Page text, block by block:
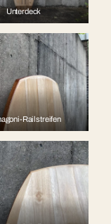
Unterdeck
Railstreifen